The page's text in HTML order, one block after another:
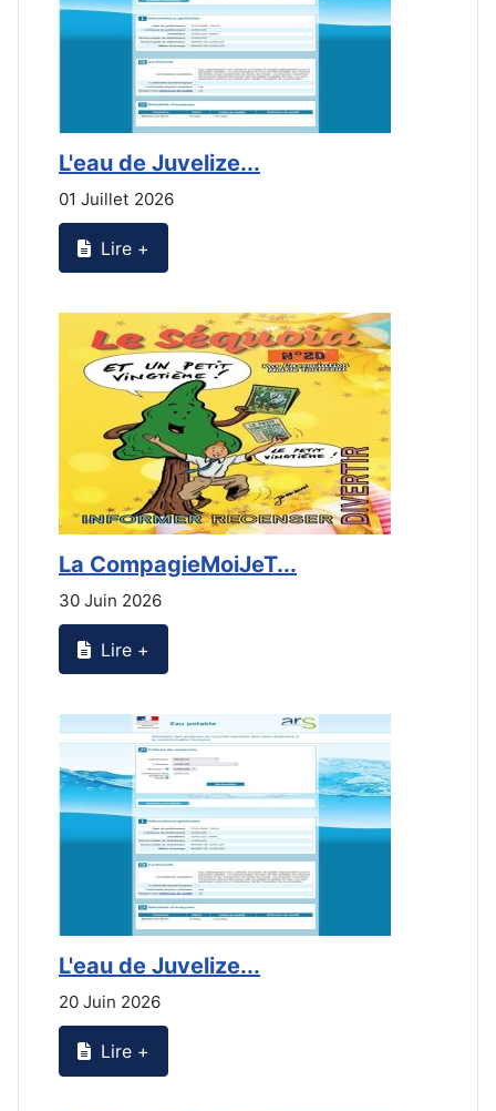
L'eau de Juvelize...
01 Juillet 2026
Lire +
La CompagieMoiJeT...
30 Juin 2026
Lire +
L'eau de Juvelize...
20 Juin 2026
Lire +